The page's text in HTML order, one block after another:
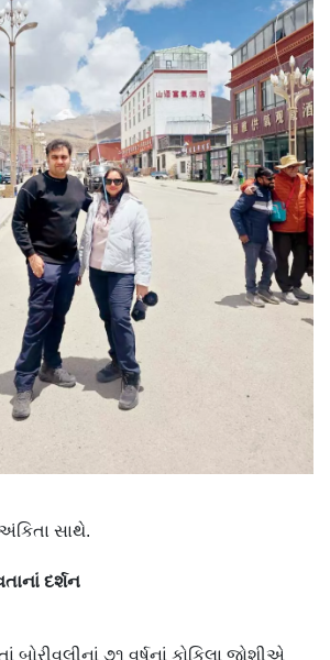
સાથે.
દર્શન
બોરીવલીનાં ૭૧ વર્ષનાં કોકિલા જોશીએ